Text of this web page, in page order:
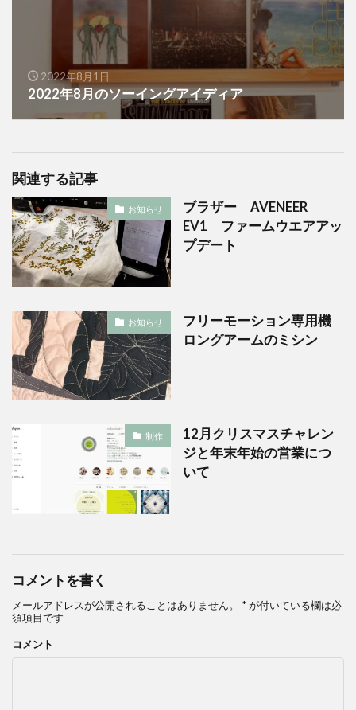
2022年8月1日
2022年8月のソーイングアイディア
関連する記事
お知らせ
ブラザー AVENEER
EV1 ファームウエアアッ
プデート
お知らせ
フリーモーション専用機
ロングアームのミシン
制作
12月クリスマスチャレン
ジと年末年始の営業につ
いて
コメントを書く
メールアドレスが公開されることはありません。 *が付いている欄は必
須項目です
コメント